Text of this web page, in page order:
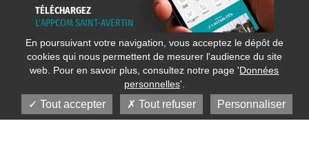
TÉLÉCHARGEZ
L'APPCOM SAINT-AVERTIN
En poursuivant votre navigation, vous acceptez le dépôt de
cookies qui nous permettent de mesurer l'audience du site
web. Pour en savoir plus, consultez notre page 'Données
personnelles'.
Tout accepter Tout refuser Personnaliser